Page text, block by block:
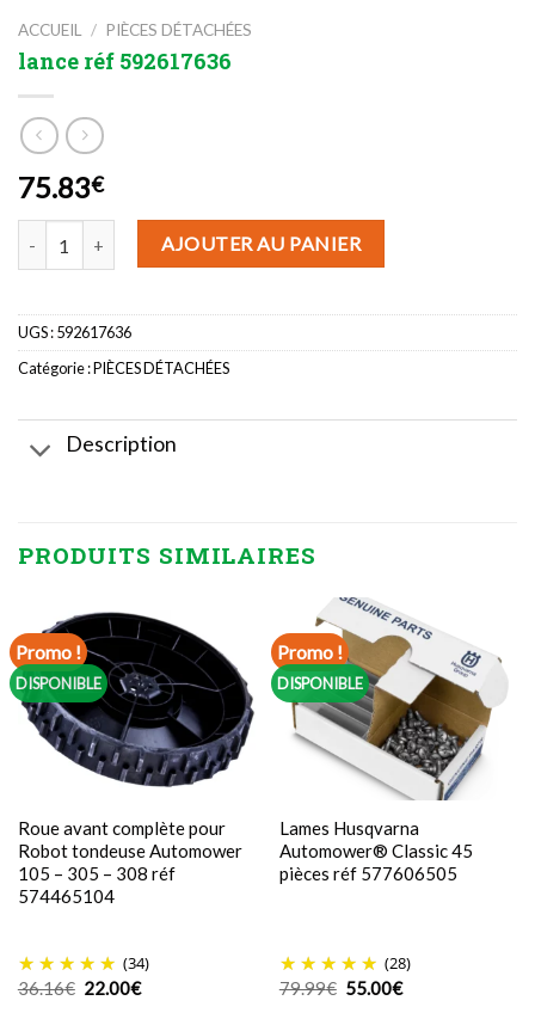
ACCUEIL / PIÈCES DÉTACHÉES
lance réf 592617636
75.83€
AJOUTER AU PANIER
UGS :592617636
Catégorie :PIÈCES DÉTACHÉES
Description
PRODUITS SIMILAIRES
Promo !
DISPONIBLE
Roue avant complète pour
Robot tondeuse Automower
105 – 305 – 308 réf
574465104
(34)
36.16€ Le
prix
22.00€Le
prix
Promo !
DISPONIBLE
Lames Husqvarna
Automower® Classic 45
pièces réf 577606505
(28)
79.99€ Le
prix
55.00€Le
prix